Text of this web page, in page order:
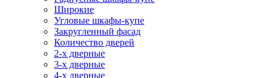
Широкие
Угловые шкафы-купе
Закругленный фасад
Количество дверей
2-х дверные
3-х дверные
4-х дверные